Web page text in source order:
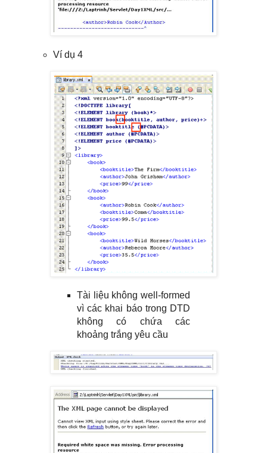
Ví dụ 4
Tài liệu không well-formed
vì các khai báo trong DTD
không có chứa các
khoảng trắng yêu cầu